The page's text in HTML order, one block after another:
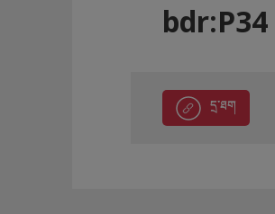
bdr:P34
དྲ་ཐག